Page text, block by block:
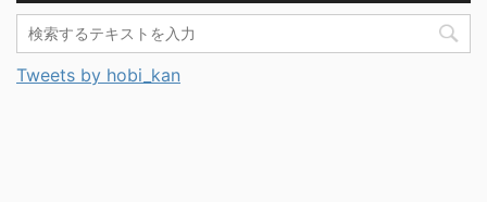
Tweets by hobi_kan